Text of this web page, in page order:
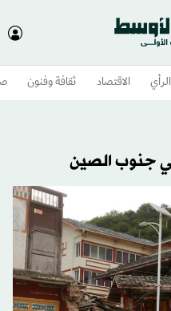
الرأي الاقتصاد ثقافة وفنون